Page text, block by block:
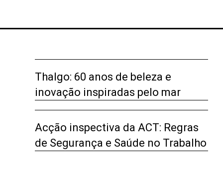
Thalgo: 60 anos de beleza e
inovação inspiradas pelo mar
Acção inspectiva da ACT: Regras
de Segurança e Saúde no Trabalho